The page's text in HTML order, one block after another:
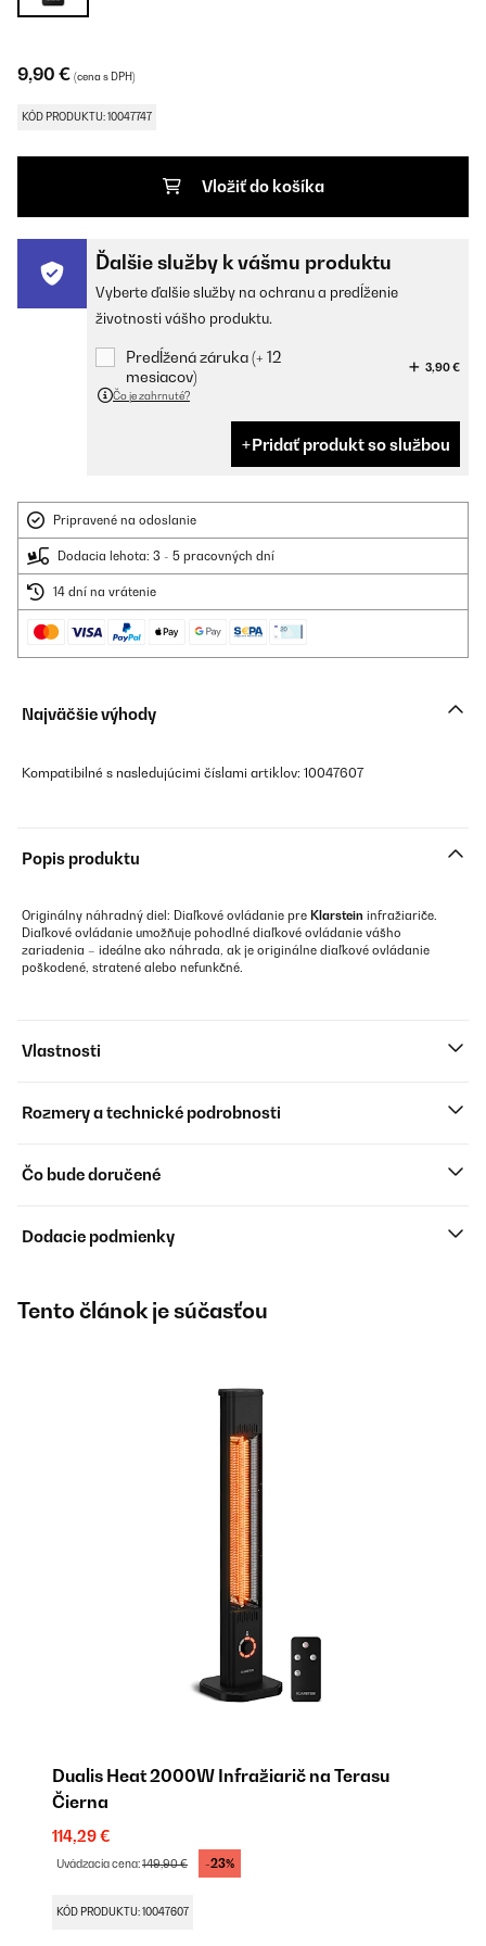
9,90 € (cena s DPH)
KÓD PRODUKTU: 10047747
Vložiť do košíka
Ďalšie služby k vášmu produktu
Vyberte ďalšie služby na ochranu a predĺženie
životnosti vášho produktu.
Predĺžená záruka (+ 12
mesiacov)
3,90 €
Čo je zahrnuté?
Pridať produkt so službou
Pripravené na odoslanie
Dodacia lehota: 3 - 5 pracovných dní
14 dní na vrátenie
Najväčšie výhody
Kompatibilné s nasledujúcimi číslami artiklov: 10047607
Popis produktu
Originálny náhradný diel: Diaľkové ovládanie pre Klarstein infražiariče.
Diaľkové ovládanie umožňuje pohodlné diaľkové ovládanie vášho
zariadenia – ideálne ako náhrada, ak je originálne diaľkové ovládanie
poškodené, stratené alebo nefunkčné.
Vlastnosti
Rozmery a technické podrobnosti
Čo bude doručené
Dodacie podmienky
Tento článok je súčasťou
Dualis Heat 2000W Infražiarič na Terasu​
Čierna
114,29 €
Uvádzacia cena:149,90 € -23%
KÓD PRODUKTU: 10047607